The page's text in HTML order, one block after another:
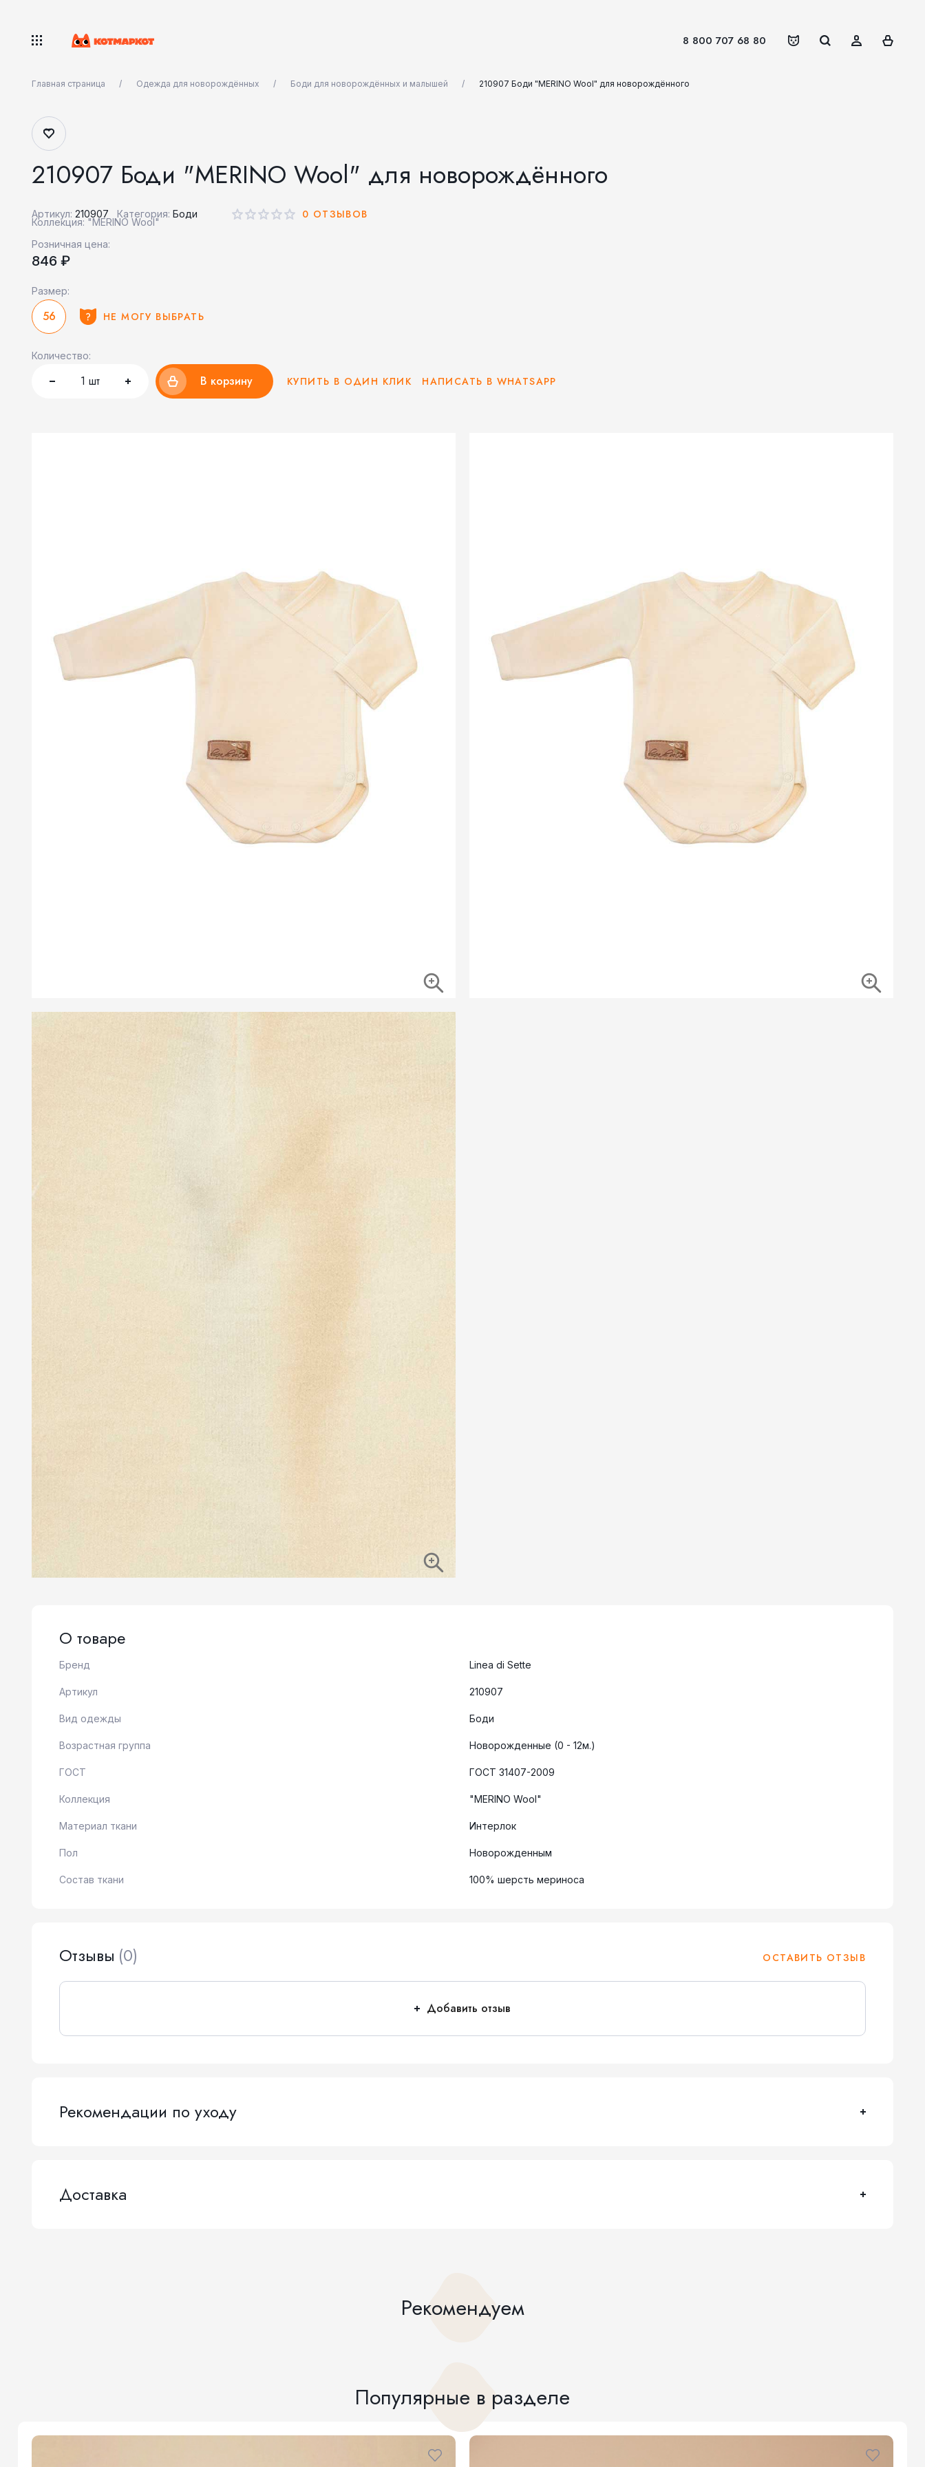
8 800 707 68 80
Главная страница Одежда для новорождённых Боди для новорождённых и малышей 210907 Боди "MERINO Wool" для новорождённого
210907 Боди "MERINO Wool" для новорождённого
Артикул: 210907 Категория: Боди 0 ОТЗЫВОВ
Коллекция: "MERINO Wool"
Розничная цена:
846 ₽
Размер:
56 НЕ МОГУ ВЫБРАТЬ
Количество:
1 шт В корзину КУПИТЬ В ОДИН КЛИК НАПИСАТЬ В WHATSAPP
О товаре
Бренд Linea di Sette
Артикул 210907
Вид одежды Боди
Возрастная группа Новорожденные (0 - 12м.)
ГОСТ ГОСТ 31407-2009
Коллекция "MERINO Wool"
Материал ткани Интерлок
Пол Новорожденным
Состав ткани 100% шерсть мериноса
Отзывы (0) ОСТАВИТЬ ОТЗЫВ
Добавить отзыв
Рекомендации по уходу
Доставка
Рекомендуем
Популярные в разделе